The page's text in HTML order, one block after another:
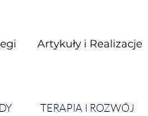
Artykuły i Realizacje
TERAPIA I ROZWÓJ